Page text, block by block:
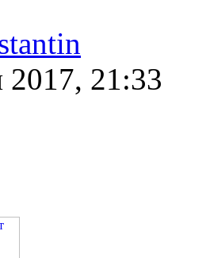
21:33